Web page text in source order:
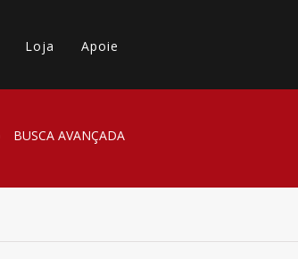
Loja Apoie
BUSCA AVANÇADA